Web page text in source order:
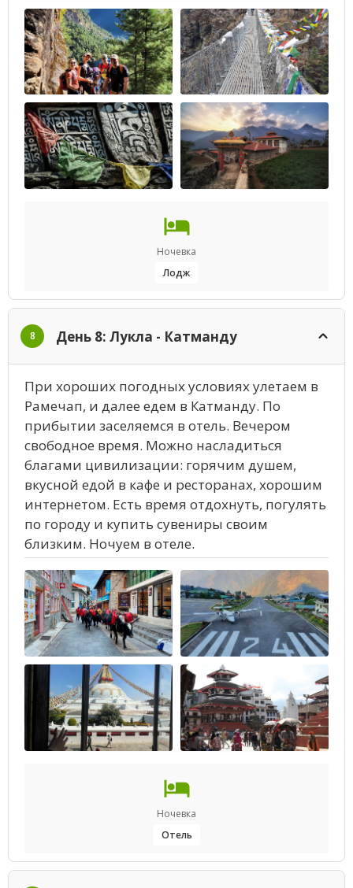
Ночевка
Лодж
8 День 8: Лукла - Катманду
При хороших погодных условиях улетаем в
Рамечап, и далее едем в Катманду. По
прибытии заселяемся в отель. Вечером
свободное время. Можно насладиться
благами цивилизации: горячим душем,
вкусной едой в кафе и ресторанах, хорошим
интернетом. Есть время отдохнуть, погулять
по городу и купить сувениры своим
близким. Ночуем в отеле.
Ночевка
Отель